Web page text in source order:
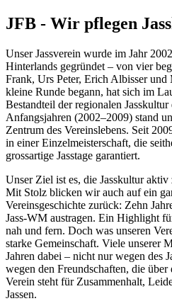
JFB - Wir pflegen
Unser Jassverein wurde im Jahr
Hinterlands gegründet – von vier
Frank, Urs Peter, Erich Albisser und
kleine Runde begann, hat sich im
Bestandteil der regionalen
Anfangsjahren (2002–2009) stand
Zentrum des Vereinslebens. Seit
in einer Einzelmeisterschaft, die
grossartige Jasstage garantiert.
Unser Ziel ist es, die Jasskultur
Mit Stolz blicken wir auch auf ein
Vereinsgeschichte zurück: Zehn
Jass-WM austragen. Ein Highlight
nah und fern. Doch was unseren
starke Gemeinschaft. Viele unserer
Jahren dabei – nicht nur wegen des
wegen den Freundschaften, die
Verein steht für Zusammenhalt,
Jassen.